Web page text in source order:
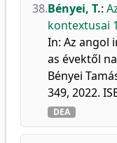
38.Bényei, T.:
kontextusai
In: Az angol
as évektől
Bényei
349, 2022.
DEA